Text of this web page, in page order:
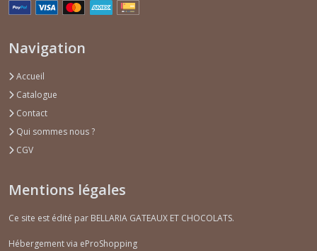
Navigation
Accueil
Catalogue
Contact
Qui sommes nous ?
CGV
Mentions légales
Ce site est édité par BELLARIA GATEAUX ET CHOCOLATS.
Hébergement via eProShopping